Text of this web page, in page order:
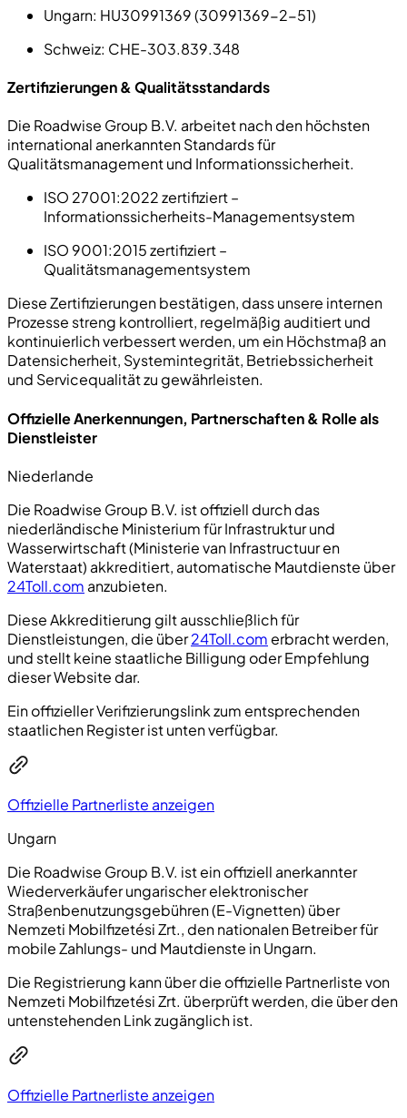
Ungarn: HU30991369 (30991369-2-51)
Schweiz: CHE-303.839.348
Zertifizierungen & Qualitätsstandards
Die Roadwise Group B.V. arbeitet nach den höchsten
international anerkannten Standards für
Qualitätsmanagement und Informationssicherheit.
ISO 27001:2022 zertifiziert–
Informationssicherheits-Managementsystem
ISO 9001:2015 zertifiziert–
Qualitätsmanagementsystem
Diese Zertifizierungen bestätigen, dass unsere internen
Prozesse streng kontrolliert, regelmäßig auditiert und
kontinuierlich verbessert werden, um ein Höchstmaß an
Datensicherheit, Systemintegrität, Betriebssicherheit
und Servicequalität zu gewährleisten.
Offizielle Anerkennungen, Partnerschaften & Rolle als
Dienstleister
Niederlande
Die Roadwise Group B.V. ist offiziell durch das
niederländische Ministerium für Infrastruktur und
Wasserwirtschaft (Ministerie van Infrastructuur en
Waterstaat) akkreditiert, automatische Mautdienste über
24Toll.com anzubieten.
Diese Akkreditierung gilt ausschließlich für
Dienstleistungen, die über24Toll.comerbracht werden,
und stellt keine staatliche Billigung oder Empfehlung
dieser Website dar.
Ein offizieller Verifizierungslink zum entsprechenden
staatlichen Register ist unten verfügbar.
Offizielle Partnerliste anzeigen
Ungarn
Die Roadwise Group B.V. ist ein offiziell anerkannter
Wiederverkäufer ungarischer elektronischer
Straßenbenutzungsgebühren (E-Vignetten) über
Nemzeti Mobilfizetési Zrt., den nationalen Betreiber für
mobile Zahlungs- und Mautdienste in Ungarn.
Die Registrierung kann über die offizielle Partnerliste von
Nemzeti Mobilfizetési Zrt. überprüft werden, die über den
untenstehenden Link zugänglich ist.
Offizielle Partnerliste anzeigen